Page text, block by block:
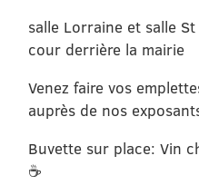
salle Lorraine et salle
cour derrière la mairie
Venez faire vos
auprès de nos
Buvette sur place: Vin
☕